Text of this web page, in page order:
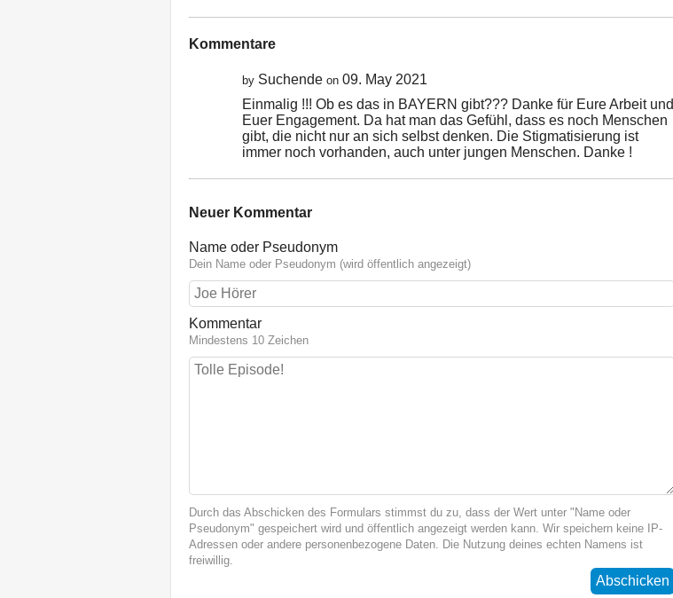
Kommentare
by Suchende on 09. May 2021
Einmalig !!! Ob es das in BAYERN gibt??? Danke für Eure Arbeit und
Euer Engagement. Da hat man das Gefühl, dass es noch Menschen
gibt, die nicht nur an sich selbst denken. Die Stigmatisierung ist
immer noch vorhanden, auch unter jungen Menschen. Danke !
Neuer Kommentar
Name oder Pseudonym
Dein Name oder Pseudonym (wird öffentlich angezeigt)
Kommentar
Mindestens 10 Zeichen
Durch das Abschicken des Formulars stimmst du zu, dass der Wert unter "Name oder
Pseudonym" gespeichert wird und öffentlich angezeigt werden kann. Wir speichern keine IP-
Adressen oder andere personenbezogene Daten. Die Nutzung deines echten Namens ist
freiwillig.
Abschicken